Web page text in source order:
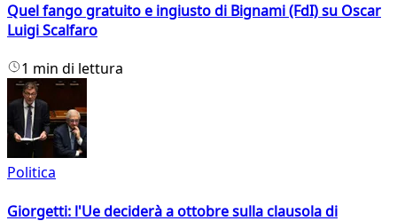
Quel fango gratuito e ingiusto di Bignami (FdI) su Oscar
Luigi Scalfaro
1 min di lettura
Politica
Giorgetti: l'Ue deciderà a ottobre sulla clausola di